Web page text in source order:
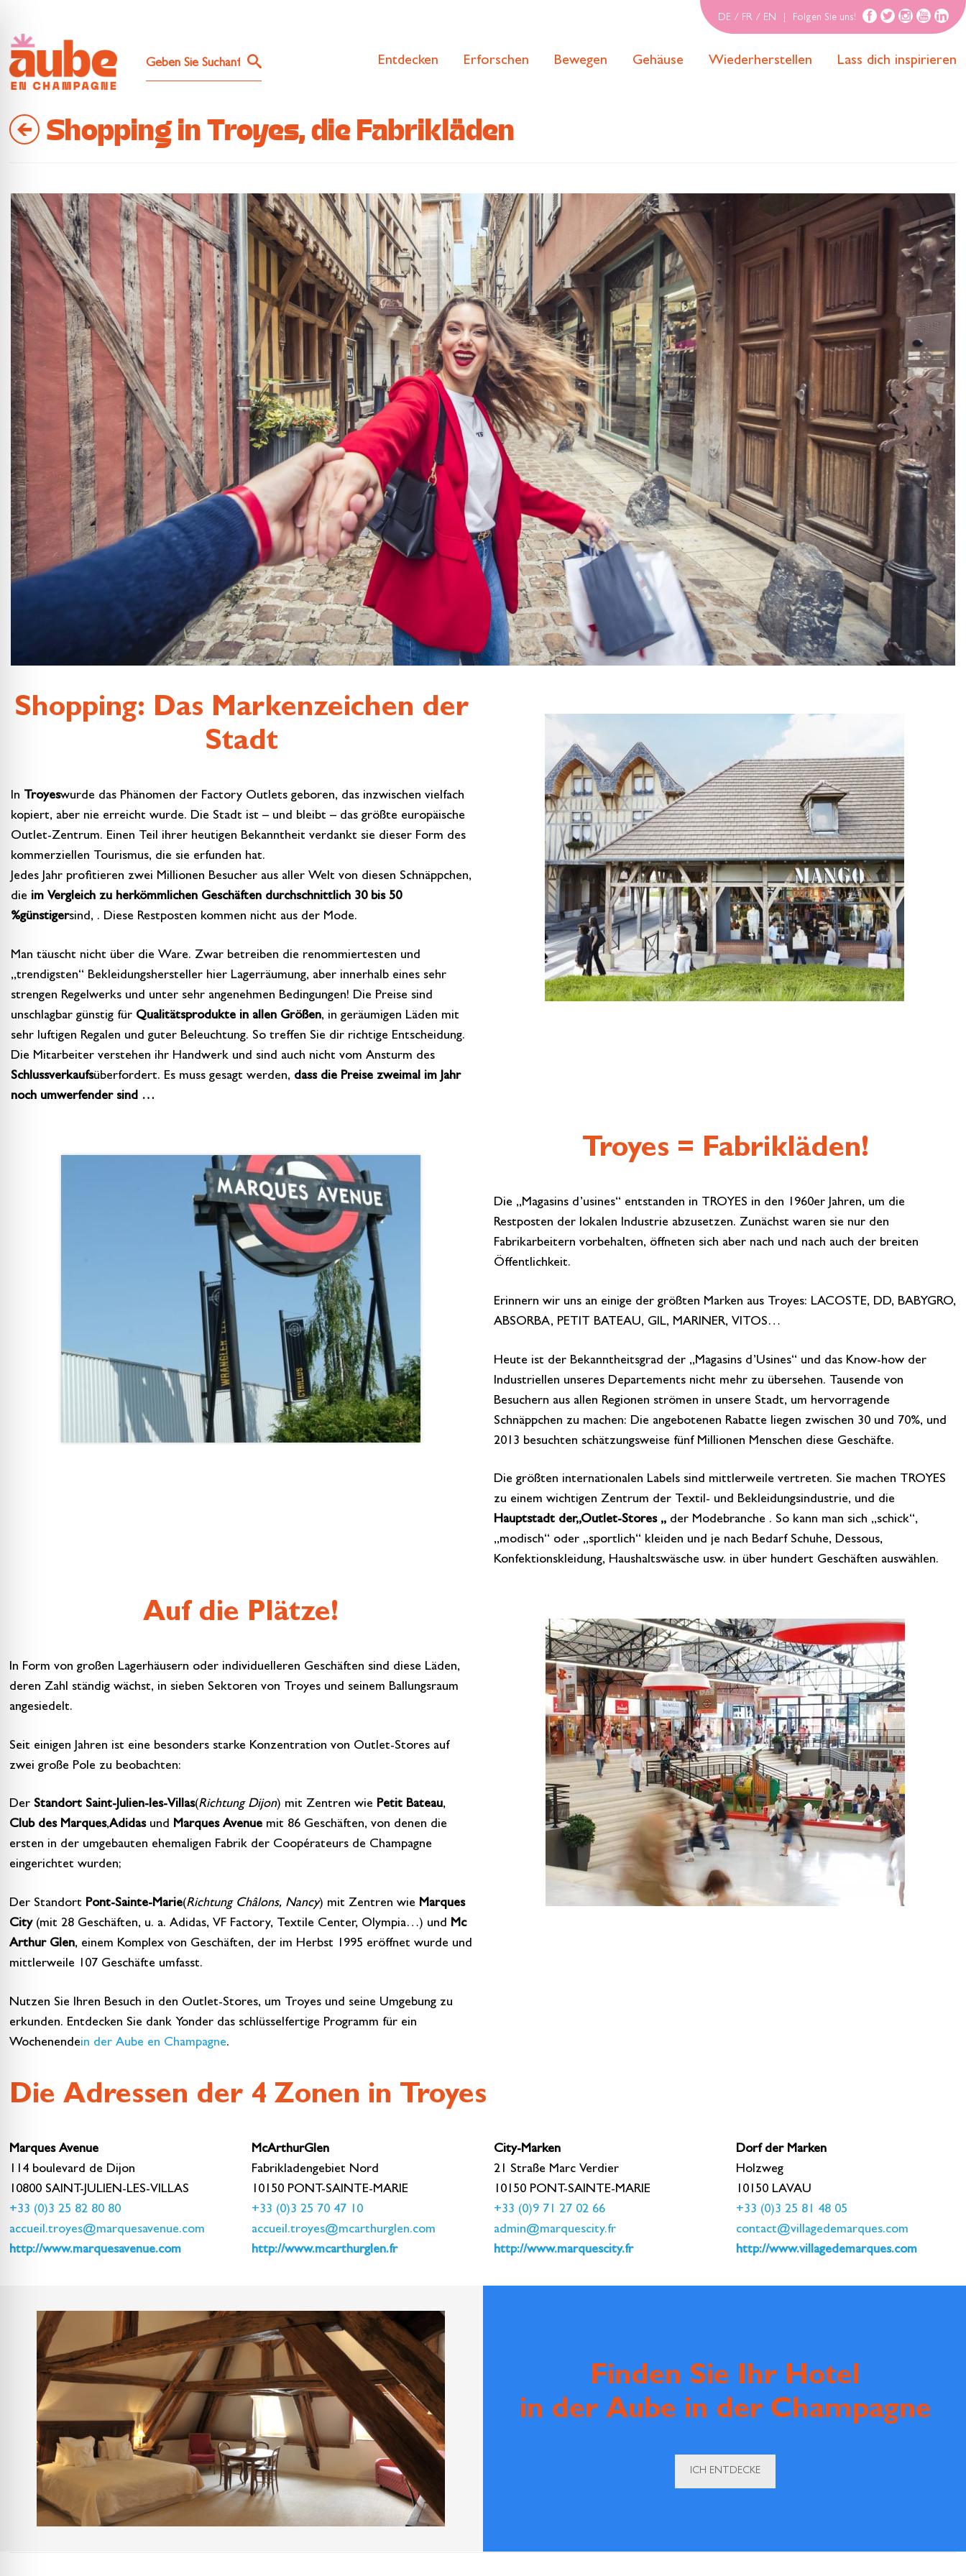
DE / FR / EN Folgen Sie uns!
Entdecken Erforschen Bewegen Gehäuse Wiederherstellen Lass dich inspirieren
Shopping in Troyes, die Fabrikläden
Shopping: Das Markenzeichen der
Stadt
In Troyeswurde das Phänomen der Factory Outlets geboren, das inzwischen vielfach
kopiert, aber nie erreicht wurde. Die Stadt ist – und bleibt – das größte europäische
Outlet-Zentrum. Einen Teil ihrer heutigen Bekanntheit verdankt sie dieser Form des
kommerziellen Tourismus, die sie erfunden hat.
Jedes Jahr profitieren zwei Millionen Besucher aus aller Welt von diesen Schnäppchen,
die im Vergleich zu herkömmlichen Geschäften durchschnittlich 30 bis 50
%günstigersind, . Diese Restposten kommen nicht aus der Mode.
Man täuscht nicht über die Ware. Zwar betreiben die renommiertesten und
„trendigsten“ Bekleidungshersteller hier Lagerräumung, aber innerhalb eines sehr
strengen Regelwerks und unter sehr angenehmen Bedingungen! Die Preise sind
unschlagbar günstig für Qualitätsprodukte in allen Größen, in geräumigen Läden mit
sehr luftigen Regalen und guter Beleuchtung. So treffen Sie dir richtige Entscheidung.
Die Mitarbeiter verstehen ihr Handwerk und sind auch nicht vom Ansturm des
Schlussverkaufsüberfordert. Es muss gesagt werden, dass die Preise zweimal im Jahr
noch umwerfender sind …
Troyes = Fabrikläden!
Die „Magasins d’usines“ entstanden in TROYES in den 1960er Jahren, um die
Restposten der lokalen Industrie abzusetzen. Zunächst waren sie nur den
Fabrikarbeitern vorbehalten, öffneten sich aber nach und nach auch der breiten
Öffentlichkeit.
Erinnern wir uns an einige der größten Marken aus Troyes: LACOSTE, DD, BABYGRO,
ABSORBA, PETIT BATEAU, GIL, MARINER, VITOS…
Heute ist der Bekanntheitsgrad der „Magasins d’Usines“ und das Know-how der
Industriellen unseres Departements nicht mehr zu übersehen. Tausende von
Besuchern aus allen Regionen strömen in unsere Stadt, um hervorragende
Schnäppchen zu machen: Die angebotenen Rabatte liegen zwischen 30 und 70%, und
2013 besuchten schätzungsweise fünf Millionen Menschen diese Geschäfte.
Die größten internationalen Labels sind mittlerweile vertreten. Sie machen TROYES
zu einem wichtigen Zentrum der Textil- und Bekleidungsindustrie, und die
Hauptstadt der„Outlet-Stores „ der Modebranche . So kann man sich „schick“,
„modisch“ oder „sportlich“ kleiden und je nach Bedarf Schuhe, Dessous,
Konfektionskleidung, Haushaltswäsche usw. in über hundert Geschäften auswählen.
Auf die Plätze!
In Form von großen Lagerhäusern oder individuelleren Geschäften sind diese Läden,
deren Zahl ständig wächst, in sieben Sektoren von Troyes und seinem Ballungsraum
angesiedelt.
Seit einigen Jahren ist eine besonders starke Konzentration von Outlet-Stores auf
zwei große Pole zu beobachten:
Der Standort Saint-Julien-les-Villas(Richtung Dijon) mit Zentren wie Petit Bateau,
Club des Marques,Adidasund Marques Avenuemit 86 Geschäften, von denen die
ersten in der umgebauten ehemaligen Fabrik der Coopérateurs de Champagne
eingerichtet wurden;
Der Standort Pont-Sainte-Marie(Richtung Châlons, Nancy) mit Zentren wie Marques
City(mit 28 Geschäften, u. a. Adidas, VF Factory, Textile Center, Olympia…) und Mc
Arthur Glen, einem Komplex von Geschäften, der im Herbst 1995 eröffnet wurde und
mittlerweile 107 Geschäfte umfasst.
Nutzen Sie Ihren Besuch in den Outlet-Stores, um Troyes und seine Umgebung zu
erkunden. Entdecken Sie dank Yonder das schlüsselfertige Programm für ein
Wochenendein der Aube en Champagne.
Die Adressen der 4 Zonen in Troyes
Marques Avenue
114 boulevard de Dijon
10800 SAINT-JULIEN-LES-VILLAS
+33 (0)3 25 82 80 80
accueil.troyes@marquesavenue.com
http://www.marquesavenue.com
McArthurGlen
Fabrikladengebiet Nord
10150 PONT-SAINTE-MARIE
+33 (0)3 25 70 47 10
accueil.troyes@mcarthurglen.com
http://www.mcarthurglen.fr
City-Marken
21 Straße Marc Verdier
10150 PONT-SAINTE-MARIE
+33 (0)9 71 27 02 66
admin@marquescity.fr
http://www.marquescity.fr
Dorf der Marken
Holzweg
10150 LAVAU
+33 (0)3 25 81 48 05
contact@villagedemarques.com
http://www.villagedemarques.com
Finden Sie Ihr Hotel
in der Aube in der Champagne
ICH ENTDECKE